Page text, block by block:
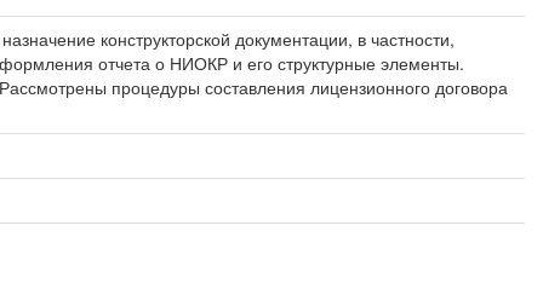
конструкторской документации, в частности,
отчета о НИОКР и его структурные элементы.
процедуры составления лицензионного договора